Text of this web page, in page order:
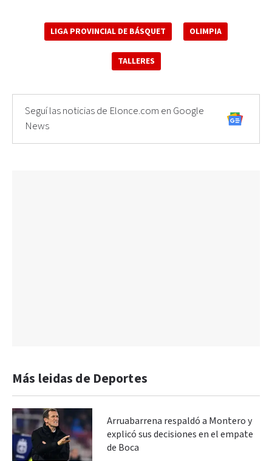
LIGA PROVINCIAL DE BÁSQUET OLIMPIA
TALLERES
Seguí las noticias de Elonce.com en Google
News
Más leidas de Deportes
Arruabarrena respaldó a Montero y
explicó sus decisiones en el empate
de Boca